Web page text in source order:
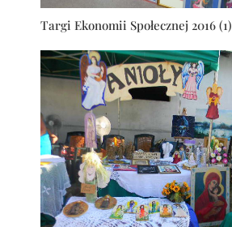
Targi Ekonomii Społecznej 2016 (1)